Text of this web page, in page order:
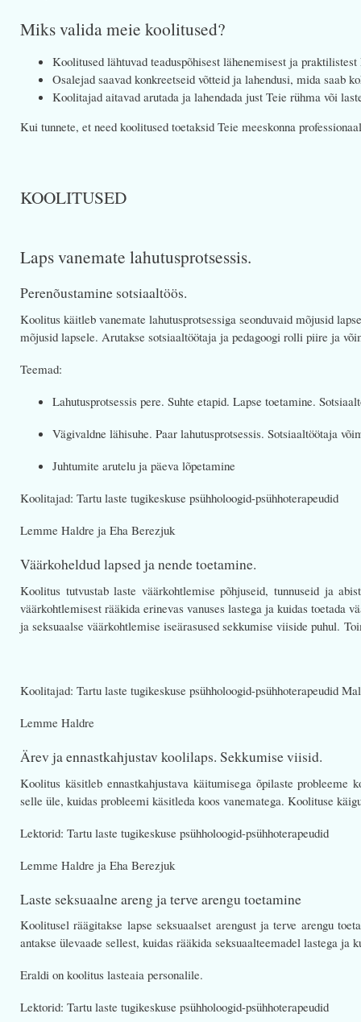
Miks valida meie koolitused?
Koolitused lähtuvad teaduspõhisest lähenemisest ja praktilistest
Osalejad saavad konkreetseid võtteid ja lahendusi, mida saab
Koolitajad aitavad arutada ja lahendada just Teie rühma või
Kui tunnete, et need koolitused toetaksid Teie meeskonna
KOOLITUSED
Laps vanemate lahutusprotsessis.
Perenõustamine sotsiaaltöös.
Koolitus käitleb vanemate lahutusprotsessiga seonduvaid mõjusid
mõjusid lapsele. Arutakse sotsiaaltöötaja ja pedagoogi rolli piire ja
Teemad:
Lahutusprotsessis pere. Suhte etapid. Lapse toetamine.
Vägivaldne lähisuhe. Paar lahutusprotsessis. Sotsiaaltöötaja
Juhtumite arutelu ja päeva lõpetamine
Koolitajad: Tartu laste tugikeskuse psühholoogid-psühhoterapeudid
Lemme Haldre ja Eha Berezjuk
Väärkoheldud lapsed ja nende toetamine.
Koolitus tutvustab laste väärkohtlemise põhjuseid, tunnuseid ja
väärkohtlemisest rääkida erinevas vanuses lastega ja kuidas toetada
ja seksuaalse väärkohtlemise iseärasused sekkumise viiside puhul.
Koolitajad: Tartu laste tugikeskuse psühholoogid-psühhoterapeudid
Lemme Haldre
Ärev ja ennastkahjustav koolilaps. Sekkumise viisid.
Koolitus käsitleb ennastkahjustava käitumisega õpilaste
selle üle, kuidas probleemi käsitleda koos vanematega. Koolituse
Lektorid: Tartu laste tugikeskuse psühholoogid-psühhoterapeudid
Lemme Haldre ja Eha Berezjuk
Laste seksuaalne areng ja terve arengu toetamine
Koolitusel räägitakse lapse seksuaalset arengust ja terve arengu
antakse ülevaade sellest, kuidas rääkida seksuaalteemadel lastega ja
Eraldi on koolitus lasteaia personalile.
Lektorid: Tartu laste tugikeskuse psühholoogid-psühhoterapeudid